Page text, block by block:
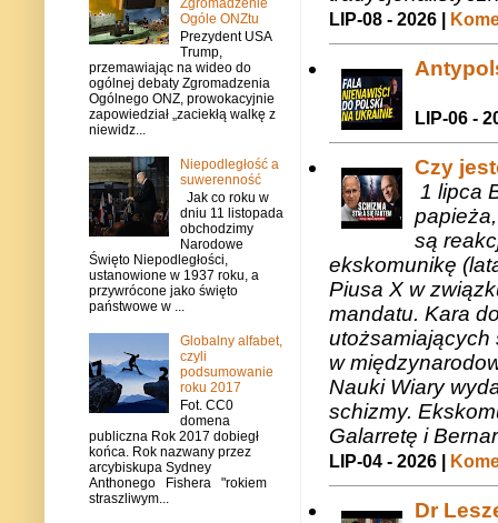
LIP-08 - 2026 |
LIP-06 -
Czy
1 lipca
są
ekskomunikę
Piusa X w
mandatu. Kara
utożsamiających
w
Nauki Wiary
schizmy.
Galarretę i
LIP-04 - 2026 |
Dr
Ogóle ONZtu
Prezydent USA
Trump,
przemawiając na wideo do
ogólnej debaty Zgromadzenia
Ogólnego ONZ, prowokacyjnie
zapowiedział „zaciekłą walkę z
niewidz...
Niepodległość a
suwerenność
Jak co roku w
dniu 11 listopada
obchodzimy
Narodowe
Święto Niepodległości,
ustanowione w 1937 roku, a
przywrócone jako święto
państwowe w ...
Globalny alfabet,
czyli
podsumowanie
roku 2017
Fot. CC0
domena
publiczna Rok 2017 dobiegł
końca. Rok nazwany przez
arcybiskupa Sydney
Anthonego Fishera "rokiem
straszliwym...